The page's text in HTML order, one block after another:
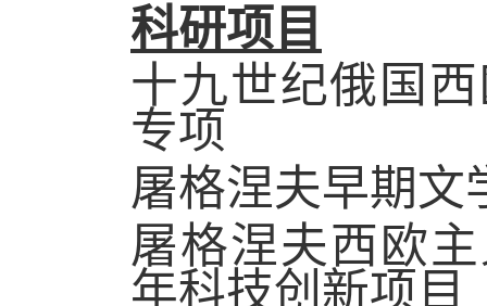
科研项目
十九世纪俄国
专项
屠格涅夫早期
屠格涅夫西欧
年科技创新项目